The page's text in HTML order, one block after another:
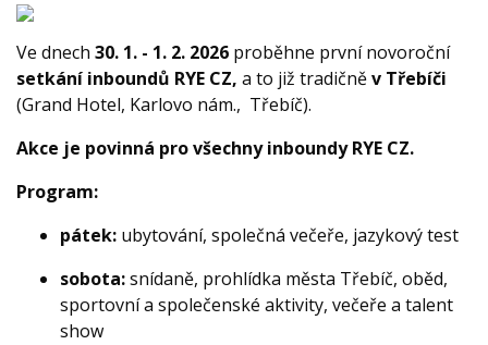
Ve dnech 30. 1. - 1. 2. 2026 proběhne první novoroční
setkání inboundů RYE CZ, a to již tradičněv Třebíči
(Grand Hotel, Karlovo nám., Třebíč).
Akce je povinná pro všechny inboundy RYE CZ.
Program:
pátek: ubytování, společná večeře, jazykový test
sobota:snídaně, prohlídka města Třebíč, oběd,
sportovní a společenské aktivity, večeře a talent
show